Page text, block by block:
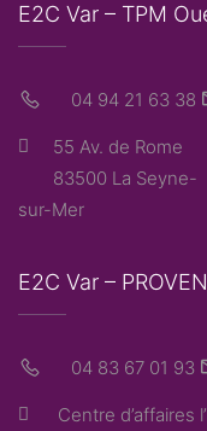
E2C Var – TPM
04 94 21 63 38
55 Av. de Rome
83500 La Seyne-
sur-Mer
E2C Var –
04 83 67 01 93
Centre d’affaires